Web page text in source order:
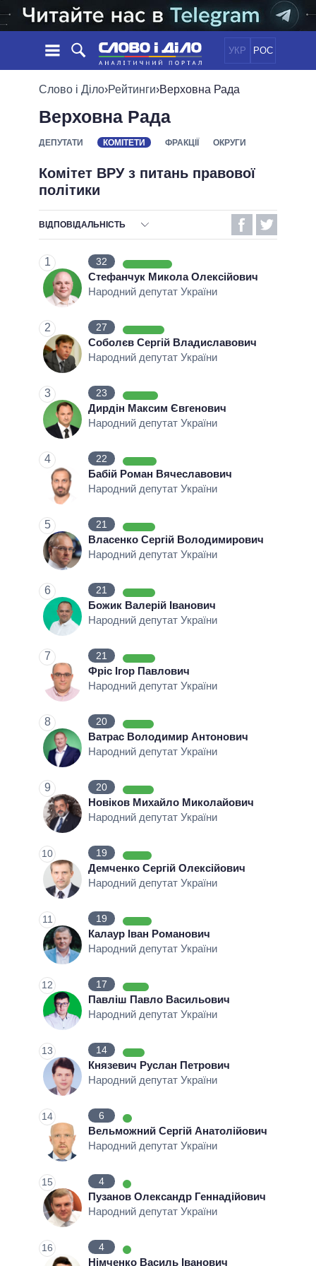
УКР РОС
НОВИНИ
СТРІЧКА
ПОДІЇ
ДУМКИ
ДАЙДЖЕСТИ
ПОЛІТИКА
ЕКОНОМІКА
ОБIЦЯНКИ
ПОЛIТИКИ
УСІ ПОЛІТИКИ
ВЕРХОВНА РАДА
ГОЛОВИ ОБЛАДМІНІСТРАЦІЙ
МЕРИ МІСТ
ВСІ ПЕРСОНИ
ІНФОГРАФІКА
ВІДЕО
ПОРІВНЯННЯ ПОЛІТИКІВ
Слово і Діло›Рейтинги›Верховна Рада
Верховна Рада
ДЕПУТАТИ КОМІТЕТИ ФРАКЦІЇ ОКРУГИ
Комітет ВРУ з питань правової
політики
ВІДПОВІДАЛЬНІСТЬ
БЕЗВІДПОВІДАЛЬНІСТЬ
ВИКОНАНІ ОБІЦЯНКИ
ОБІЦЯНКИ У ПРОЦЕСІ
КІЛЬКІСТЬ ОБІЦЯНОК
1 32
Стефанчук Микола Олексійович
Народний депутат України
2 27
Соболєв Сергій Владиславович
Народний депутат України
3 23
Дирдін Максим Євгенович
Народний депутат України
4 22
Бабій Роман Вячеславович
Народний депутат України
5 21
Власенко Сергій Володимирович
Народний депутат України
6 21
Божик Валерій Іванович
Народний депутат України
7 21
Фріс Ігор Павлович
Народний депутат України
8 20
Ватрас Володимир Антонович
Народний депутат України
9 20
Новіков Михайло Миколайович
Народний депутат України
10 19
Демченко Сергій Олексійович
Народний депутат України
11 19
Калаур Іван Романович
Народний депутат України
12 17
Павліш Павло Васильович
Народний депутат України
13 14
Князевич Руслан Петрович
Народний депутат України
14 6
Вельможний Сергій Анатолійович
Народний депутат України
15 4
Пузанов Олександр Геннадійович
Народний депутат України
16 4
Німченко Василь Іванович